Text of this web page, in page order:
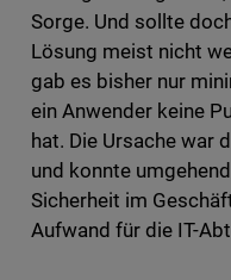
Sorge. Und sollte
Lösung meist nicht
gab es bisher nur
ein Anwender keine
hat. Die Ursache war
und konnte
Sicherheit im
Aufwand für die IT-